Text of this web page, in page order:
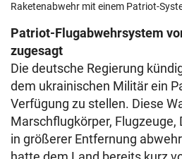
Raketenabwehr mit einem Patriot-
Patriot-Flugabwehrsystem
zugesagt
Die deutsche Regierung
dem ukrainischen Militär ein
Verfügung zu stellen. Diese
Marschflugkörper, Flugzeuge,
in größerer Entfernung